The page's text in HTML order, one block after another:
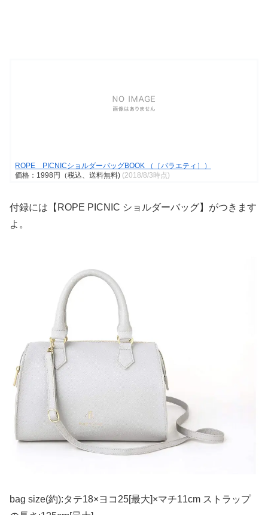
ROPE PICNICショルダーバッグBOOK （［バラエティ］）
価格：1998円（税込、送料無料) (2018/8/3時点)
付録には【ROPE PICNIC ショルダーバッグ】がつきます
よ。
bag size(約):タテ18×ヨコ25[最大]×マチ11cm ストラップ